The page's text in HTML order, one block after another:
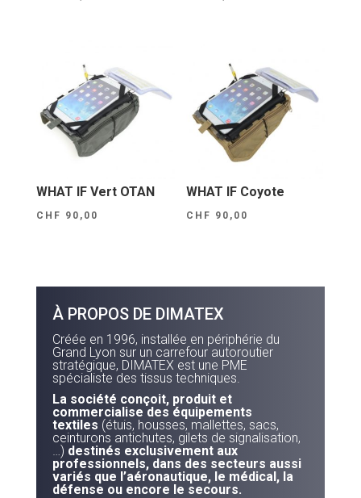
WHAT IF Vert OTAN
CHF 90,00
WHAT IF Coyote
CHF 90,00
À PROPOS DE DIMATEX
Créée en 1996, installée en périphérie du
Grand Lyon sur un carrefour autoroutier
stratégique, DIMATEX est une PME
spécialiste des tissus techniques.
La société conçoit, produit et
commercialise des équipements
textiles (étuis, housses, mallettes, sacs,
ceinturons antichutes, gilets de signalisation,
…) destinés exclusivement aux
professionnels, dans des secteurs aussi
variés que l’aéronautique, le médical, la
défense ou encore le secours.